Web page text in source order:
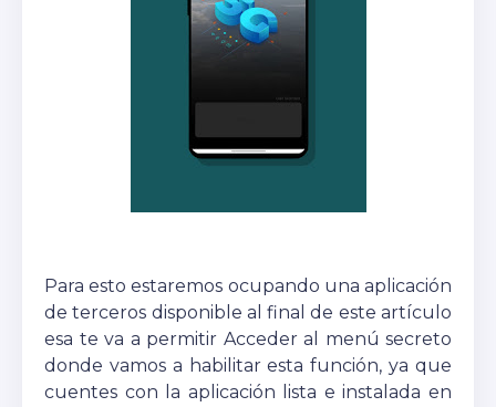
Para esto estaremos ocupando una aplicación
de terceros disponible al final de este artículo
esa te va a permitir Acceder al menú secreto
donde vamos a habilitar esta función, ya que
cuentes con la aplicación lista e instalada en